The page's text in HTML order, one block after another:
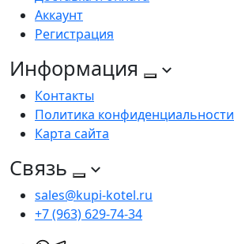
Аккаунт
Регистрация
Информация
Контакты
Политика конфиденциальности
Карта сайта
Связь
sales@kupi-kotel.ru
+7 (963) 629-74-34